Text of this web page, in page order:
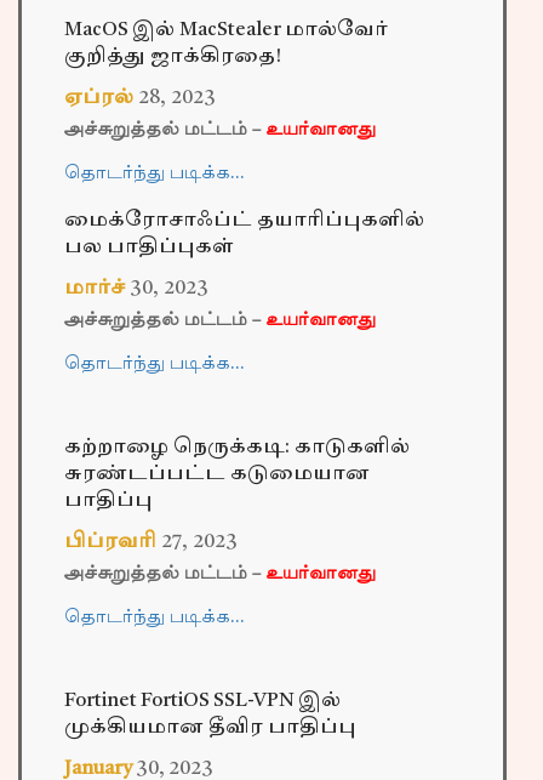
MacOS இல் MacStealer மால்வேர்
குறித்து ஜாக்கிரதை!
ஏப்ரல் 28, 2023
அச்சுறுத்தல் மட்டம் – உயர்வானது
தொடர்ந்து படிக்க…
மைக்ரோசாஃப்ட் தயாரிப்புகளில்
பல பாதிப்புகள்
மார்ச் 30, 2023
அச்சுறுத்தல் மட்டம் – உயர்வானது
தொடர்ந்து படிக்க…
கற்றாழை நெருக்கடி: காடுகளில்
சுரண்டப்பட்ட கடுமையான
பாதிப்பு
பிப்ரவரி 27, 2023
அச்சுறுத்தல் மட்டம் – உயர்வானது
தொடர்ந்து படிக்க…
Fortinet FortiOS SSL-VPN இல்
முக்கியமான தீவிர பாதிப்பு
January 30, 2023